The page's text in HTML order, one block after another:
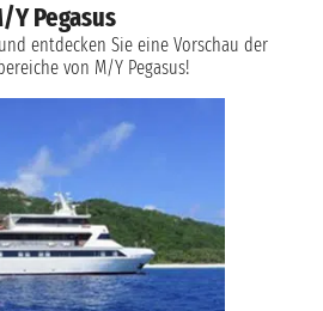
Pegasus
entdecken Sie eine Vorschau der
von M/Y Pegasus!